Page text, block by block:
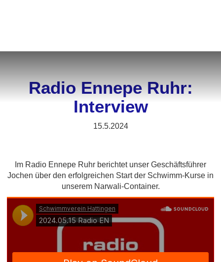
Radio Ennepe Ruhr:
Interview
15.5.2024
Im Radio Ennepe Ruhr berichtet unser Geschäftsführer
Jochen über den erfolgreichen Start der Schwimm-Kurse in
unserem Narwali-Container.